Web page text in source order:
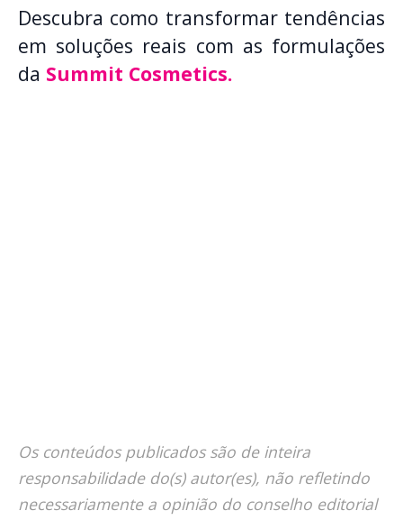
Descubra como transformar tendências
em soluções reais com as formulações
da Summit Cosmetics.
Os conteúdos publicados são de inteira
responsabilidade do(s) autor(es), não refletindo
necessariamente a opinião do conselho editorial